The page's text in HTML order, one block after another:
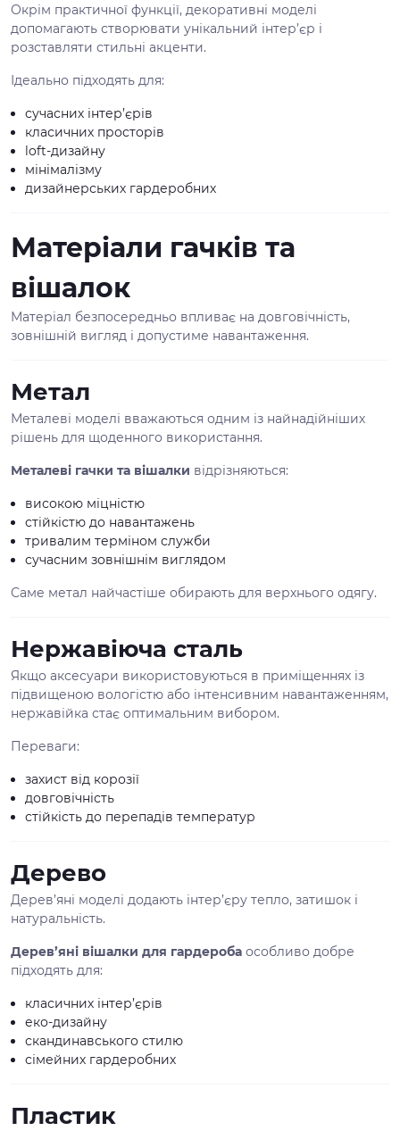
Окрім практичної функції, декоративні моделі
допомагають створювати унікальний інтер’єр і
розставляти стильні акценти.
Ідеально підходять для:
сучасних інтер’єрів
класичних просторів
loft-дизайну
мінімалізму
дизайнерських гардеробних
Матеріали гачків та
вішалок
Матеріал безпосередньо впливає на довговічність,
зовнішній вигляд і допустиме навантаження.
Метал
Металеві моделі вважаються одним із найнадійніших
рішень для щоденного використання.
Металеві гачки та вішалки відрізняються:
високою міцністю
стійкістю до навантажень
тривалим терміном служби
сучасним зовнішнім виглядом
Саме метал найчастіше обирають для верхнього одягу.
Нержавіюча сталь
Якщо аксесуари використовуються в приміщеннях із
підвищеною вологістю або інтенсивним навантаженням,
нержавійка стає оптимальним вибором.
Переваги:
захист від корозії
довговічність
стійкість до перепадів температур
Дерево
Дерев’яні моделі додають інтер’єру тепло, затишок і
натуральність.
Дерев’яні вішалки для гардероба особливо добре
підходять для:
класичних інтер’єрів
еко-дизайну
скандинавського стилю
сімейних гардеробних
Пластик